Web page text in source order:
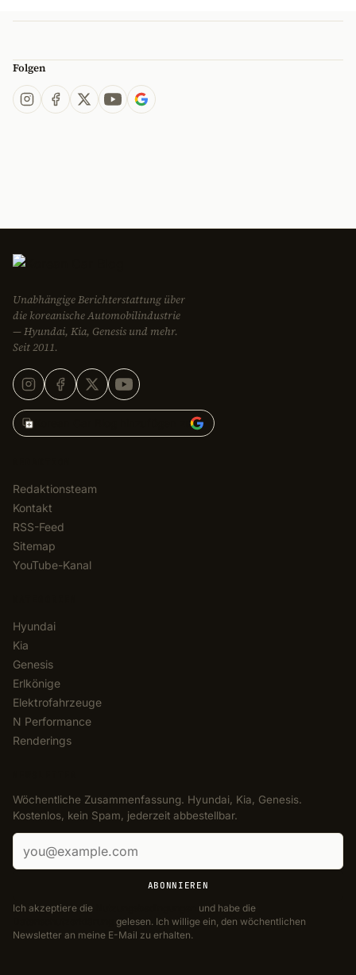
Folgen
Unabhängige Berichterstattung über
die koreanische Automobilindustrie
— Hyundai, Kia, Genesis und mehr.
Seit 2011.
Korean Car Blog hinzufügen zu
Redaktionsteam
Kontakt
RSS-Feed
Sitemap
YouTube-Kanal
Hyundai
Kia
Genesis
Erlkönige
Elektrofahrzeuge
N Performance
Renderings
Wöchentliche Zusammenfassung. Hyundai, Kia, Genesis.
Kostenlos, kein Spam, jederzeit abbestellbar.
E-Mail-Adresse
ABONNIEREN
Ich akzeptiere die
und habe die
gelesen. Ich willige ein, den wöchentlichen
Newsletter an meine E-Mail zu erhalten.